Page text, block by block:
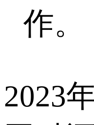
作。
2023